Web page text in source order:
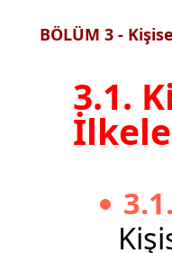
BÖLÜM 3 -
3.1.